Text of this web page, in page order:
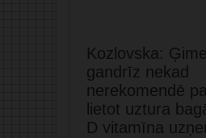
Kozlovska:
gandrīz nekad
nerekomendē
lietot uztura
D vitamīna